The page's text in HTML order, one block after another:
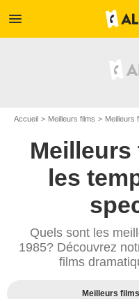
menu
Accueil Meilleurs films Meilleurs
les
Quels sont les
1985? Découvrez
films
Meilleurs